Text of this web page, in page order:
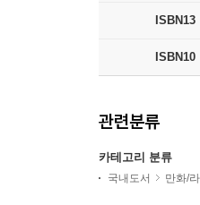
ISBN13
ISBN10
관련분류
카테고리 분류
국내도서 만화/